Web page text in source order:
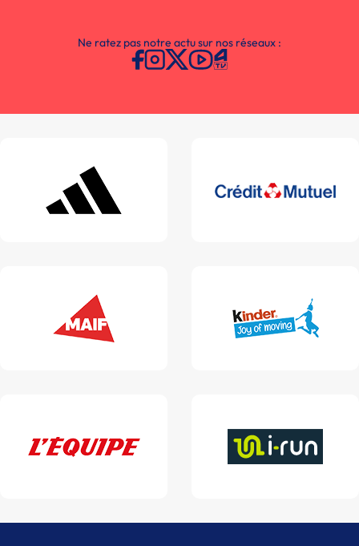
Ne ratez pas notre actu sur nos réseaux :